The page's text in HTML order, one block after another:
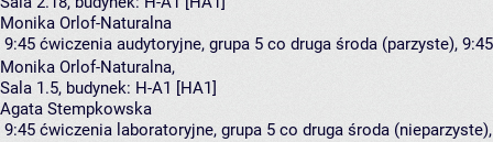
Monika Orlof-Naturalna
9:45 ćwiczenia audytoryjne, grupa 5 co druga środa (parzyste),
Monika Orlof-Naturalna,
Sala 1.5, budynek: H-A1 [HA1]
Agata Stempkowska
9:45 ćwiczenia laboratoryjne, grupa 5 co druga środa